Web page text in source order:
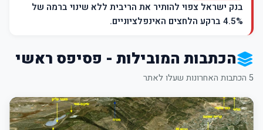
בנק ישראל צפוי להותיר את הריבית ללא שינוי ברמה של
4.5% ברקע הלחצים האינפלציוניים.
הכתבות המובילות - פסיפס ראשי
5 הכתבות האחרונות שעלו לאתר